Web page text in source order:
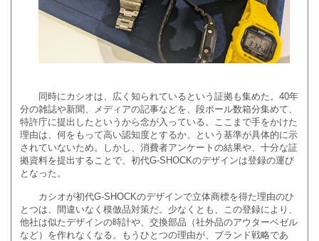
同時にカシオは、広く知られているという証拠も集めた。40年
分の雑誌や新聞、メディアの記事などを、段ボール数箱分集めて、
特許庁に提出したというから念が入っている。ここまで手をかけた
理由は、何をもって高い認知度とするか、という基準が具体的に示
されていないため。しかし、消費者アンケートの結果や、十分な証
拠資料を提出することで、初代G-SHOCKのデザインは登録の運び
となった。
カシオが初代G-SHOCKのデザインで立体商標を得た理由のひ
とつは、間違いなく模倣品対策だ。少なくとも、この登録により、
他社は似たデザインの時計や、交換部品（社外品のアウターベゼル
など）を作れなくなる。もうひとつの理由が、ブランド戦略であ